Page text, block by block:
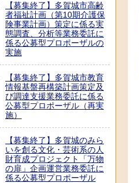
【募集終了】多賀城市高齢
者福祉計画（第10期介護保
険事業計画）策定に係る実
態調査、分析等業務委託に
係る公募型プロポーザルの
実施
【募集終了】多賀城市教育
情報基盤再構築計画策定及
び調達支援業務委託に係る
公募型プロポーザル（再実
施）
【募集終了】多賀城のみら
いを創る文化・芸術系の人
財育成プロジェクト「万物
の扉」企画運営業務委託に
係る公募型プロポーザル